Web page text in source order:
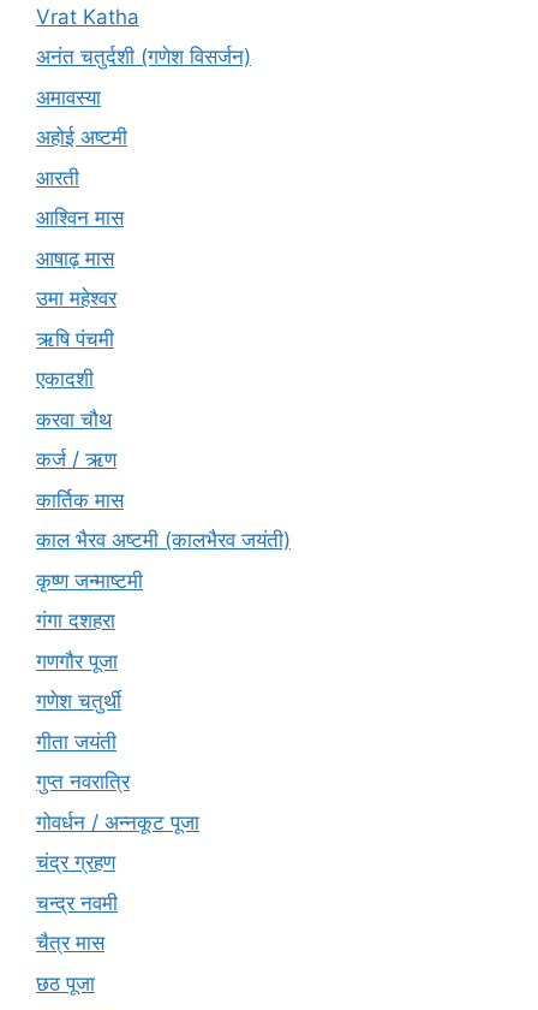
Vrat Katha
अनंत चतुर्दशी (गणेश विसर्जन)
अमावस्या
अहोई अष्टमी
आरती
आश्विन मास
आषाढ़ मास
उमा महेश्वर
ऋषि पंचमी
एकादशी
करवा चौथ
कर्ज / ऋण
कार्तिक मास
काल भैरव अष्टमी (कालभैरव जयंती)
कृष्ण जन्माष्टमी
गंगा दशहरा
गणगौर पूजा
गणेश चतुर्थी
गीता जयंती
गुप्त नवरात्रि
गोवर्धन / अन्नकूट पूजा
चंद्र ग्रहण
चन्द्र नवमी
चैत्र मास
छठ पूजा